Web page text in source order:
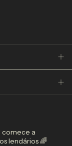
comece a
lendários 🌈